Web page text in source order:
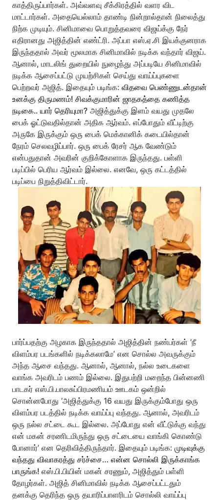
காத்திருப்பார்கள். அவ்வளவு சீக்கிரத்தில் வளர விட
மாட்டார்கள். அதையெல்லாம் தாண்டி நின்றால்தான் நிலைத்து
நிற்க முடியும். சினிமாவை பொறுத்தவரை விஜய்க்கு நேர்
எதிரானது அஜித்தின் எண்ட்ரி. அப்பா எஸ்.ஏ.சி இயக்குனராக
இருந்ததால் அவர் மூலமாக சினிமாவில் நடிக்க வந்தார் விஜய்.
ஆனால், மாடலிங் துறையில் நுழைந்து அப்படியே சினிமாவில்
நடிக்க ஆசைப்பட்டு முயற்சிகள் செய்து வாய்ப்புகளை
பெற்றவர் அஜித். இதையும் படிங்க: விதவை பெண்ணுடன்தான்
உனக்கு திருமணம்! சிவக்குமாரின் ஜாதகத்தை கணித்த
நடிகை.. யார் தெரியுமா? அஜித்துக்கு இளம் வயது முதலே
பைக் ஓட்டுவதில்தான் அதிக ஆர்வம். எப்போதும் வீட்டிற்கு
அருகே இருக்கும் ஒரு பைக் மெக்கானிக் கடையில்தான்
நேரம் செலவழிப்பார். ஒரு பைக் ரேசர் ஆக வேண்டும்
என்பதுதான் அவரின் குறிக்கோளாக இருந்தது. பள்ளி
படிப்பில் பெரிய ஆர்வம் இல்லை. எனவே, ஒரு கட்டத்தில்
படிப்பை நிறுத்திவிட்டார்.
பார்ப்பதற்கு அழகாக இருந்ததால் அஜித்தின் நண்பர்கள் ‘நீ
விளம்பர படங்களில் நடிக்கலாமே’ என சொல்ல அவருக்கும்
அந்த ஆசை வந்தது. ஆனால், ஆனால், நல்ல உடைகளை
வாங்க அவரிடம் பணம் இல்லை. இதுபற்றி மறைந்த பின்னணி
பாடகர் எஸ்.பி.பாலசுப்பிரமணியம் ஊடகம் ஒன்றில்
சொன்னபோது ‘அஜித்துக்கு 16 வயது இருக்கும்போது ஒரு
விளம்பர படத்தில் நடிக்க வாய்ப்பு வந்தது. ஆனால், அவரிடம்
ஒரு நல்ல சட்டை கூட இல்லை. அப்போது என் வீட்டுக்கு வந்து
என் மகன் சரணிடமிருந்து ஒரு சட்டையை வாங்கி கொண்டு
போனார்’ என தெரிவித்திருந்தார். இதையும் படிங்க: முடிவுக்கு
வந்தது விவாகரத்து சர்ச்சை… என்ன சொல்லி இருக்காங்க
பாருங்க! எஸ்.பி.பியின் மகன் சரணும், அஜித்தும் பள்ளி
தோழர்கள். அஜித் சினிமாவில் நடிக்க ஆசைப்பட்டதும்
தனக்கு தெரிந்த ஒரு தயாரிப்பாளரிடம் சொல்லி வாய்ப்பு